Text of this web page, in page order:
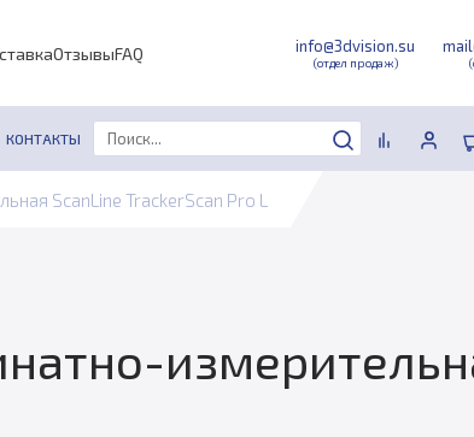
ОтзывыFAQ info@3dvision.su
(отдел продаж)
КОНТАКТЫ
ScanLine TrackerScan Pro L